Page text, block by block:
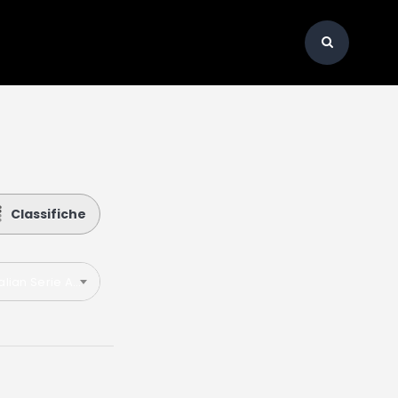
Classifiche
Italian Serie A 2023-2024